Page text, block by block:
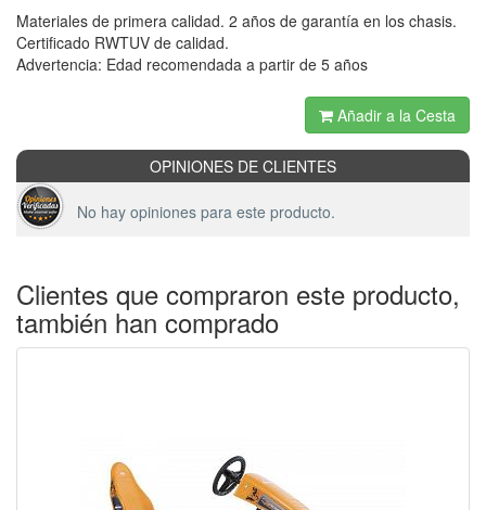
Materiales de primera calidad. 2 años de garantía en los chasis.
Certificado RWTUV de calidad.
Advertencia: Edad recomendada a partir de 5 años
Añadir a la Cesta
OPINIONES DE CLIENTES
No hay opiniones para este producto.
Clientes que compraron este producto,
también han comprado